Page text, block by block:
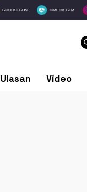
GUIDEKU.COM HIMEDIK.COM
Ulasan Video